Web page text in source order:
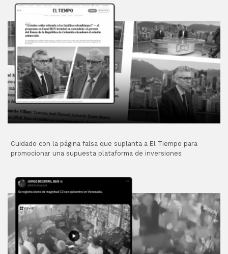
Cuidado con la página falsa que suplanta a El Tiempo para
promocionar una supuesta plataforma de inversiones